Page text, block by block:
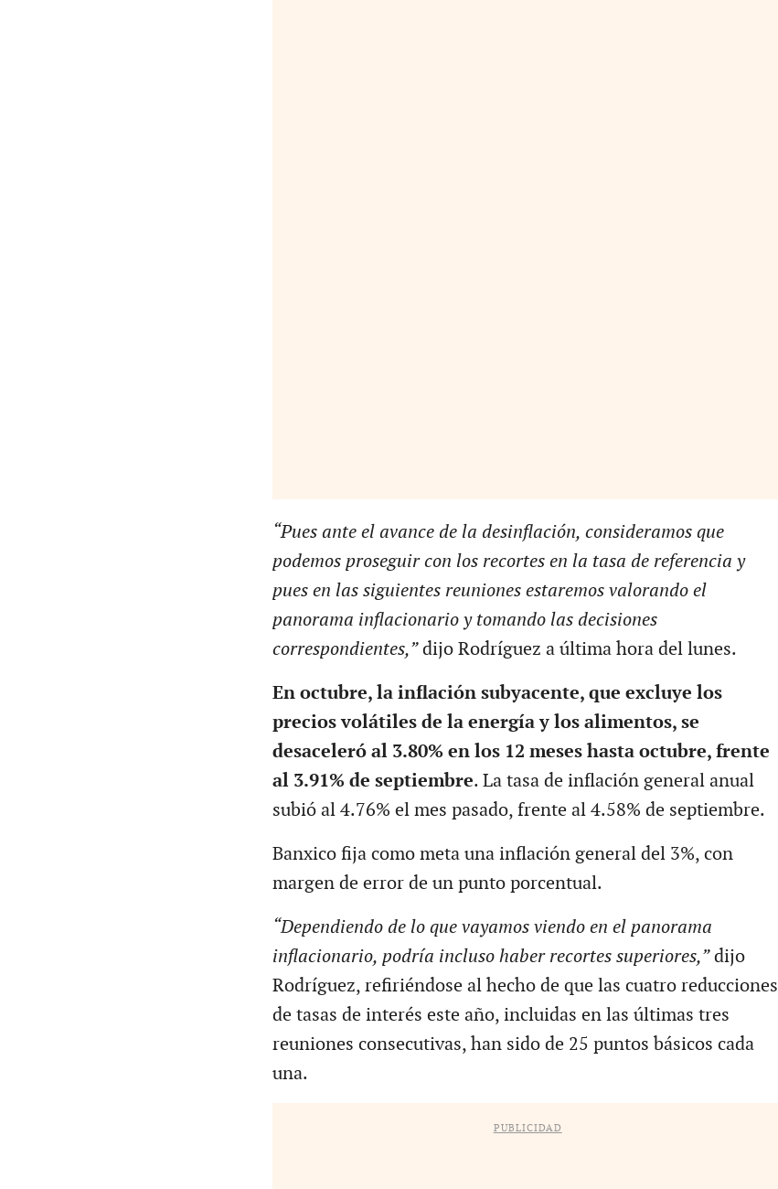
“Pues ante el avance de la desinflación, consideramos que
podemos proseguir con los recortes en la tasa de referencia y
pues en las siguientes reuniones estaremos valorando el
panorama inflacionario y tomando las decisiones
correspondientes,”dijo Rodríguez a última hora del lunes.
En octubre, la inflación subyacente, que excluye los
precios volátiles de la energía y los alimentos, se
desaceleró al 3.80% en los 12 meses hasta octubre, frente
al 3.91% de septiembre. La tasa de inflación general anual
subió al 4.76% el mes pasado, frente al 4.58% de septiembre.
Banxico fija como meta una inflación general del 3%, con
margen de error de un punto porcentual.
“Dependiendo de lo que vayamos viendo en el panorama
inflacionario, podría incluso haber recortes superiores,”dijo
Rodríguez, refiriéndose al hecho de que las cuatro reducciones
de tasas de interés este año, incluidas en las últimas tres
reuniones consecutivas, han sido de 25 puntos básicos cada
una.
PUBLICIDAD